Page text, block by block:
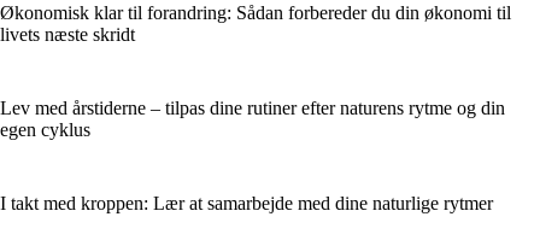
Økonomisk klar til forandring: Sådan forbereder du din økonomi til
livets næste skridt
Lev med årstiderne – tilpas dine rutiner efter naturens rytme og din
egen cyklus
I takt med kroppen: Lær at samarbejde med dine naturlige rytmer